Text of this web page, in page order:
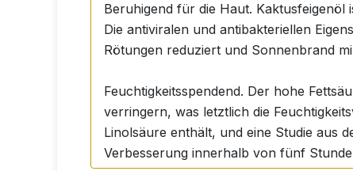
Beruhigend für die Haut.
Die antiviralen und antibakteriellen
Rötungen reduziert und Sonnenbrand
Feuchtigkeitsspendend. Der hohe
verringern, was letztlich die
Linolsäure enthält, und eine Studie aus
Verbesserung innerhalb von fünf